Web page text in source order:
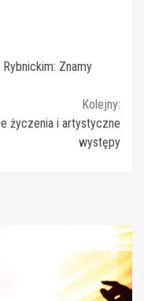
Znamy
Kolejny:
życzenia i artystyczne
występy